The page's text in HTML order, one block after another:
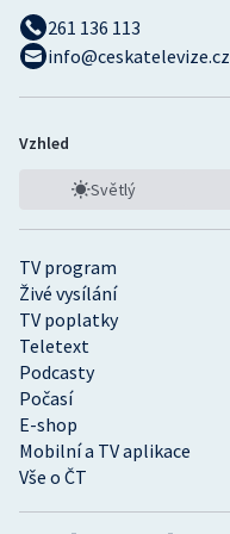
TV program
Živé vysílání
TV poplatky
Teletext
Podcasty
Počasí
E-shop
Mobilní a TV aplikace
Vše o ČT
261 136 113
info@ceskatelevize.cz
Vzhled
Světlý